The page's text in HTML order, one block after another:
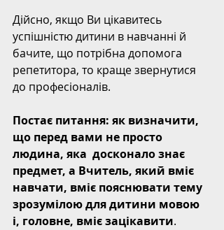
Дійсно, якщо Ви цікавитесь
успішністю дитини в навчанні й
бачите, що потрібна допомога
репетитора, то краще звернутися
до професіоналів.
Постає питання: як визначити,
що перед вами не просто
людина, яка  досконало знає
предмет, а Вчитель, який вміє
навчати, вміє пояснювати тему
зрозумілою для дитини мовою
і, головне, вміє зацікавити.